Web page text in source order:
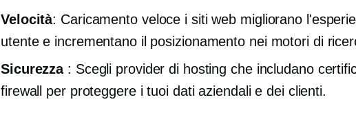
Velocità: Caricamento veloce i siti web migliorano
utente e incrementano il posizionamento nei motori di
Sicurezza : Scegli provider di hosting che includano
firewall per proteggere i tuoi dati aziendali e dei clienti.